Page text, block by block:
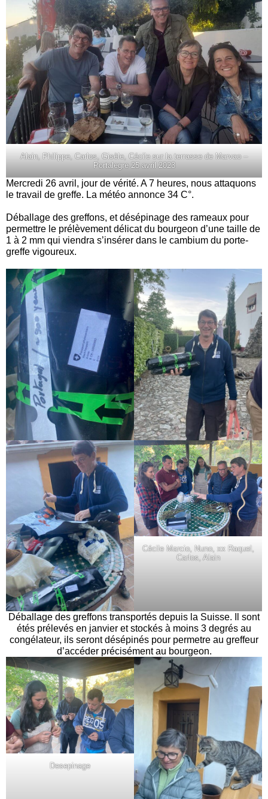
Alain, Philippe, Carlos, Gisèle, Cécile sur la terrasse de Marvao –
Portalegre 25 avril 2023
Mercredi 26 avril, jour de vérité. A 7 heures, nous attaquons
le travail de greffe. La météo annonce 34 C°.
Déballage des greffons, et désépinage des rameaux pour
permettre le prélèvement délicat du bourgeon d’une taille de
1 à 2 mm qui viendra s’insérer dans le cambium du porte-
greffe vigoureux.
Cécile Marcio, Nuno, xx Raquel,
Carlos, Alain
Déballage des greffons transportés depuis la Suisse. Il sont
étés prélevés en janvier et stockés à moins 3 degrés au
congélateur, ils seront désépinés pour permetre au greffeur
d’accéder précisément au bourgeon.
Desepinage